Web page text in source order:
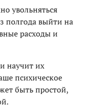
увольняться
полгода выйти на
расходы и
научит их
психическое
быть простой,